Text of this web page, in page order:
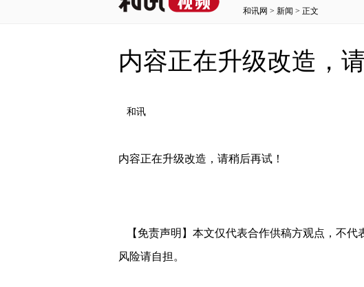
和讯网 > 新闻 > 正文
内容正在升级改造，
和讯
内容正在升级改造，请稍后再试！
【免责声明】本文仅代表合作供稿方观点，不代
风险请自担。